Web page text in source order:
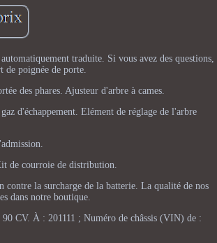
traduite. Si vous avez des questions,
de poignée de porte.
des phares. Ajusteur d'arbre à cames.
d'échappement. Elément de réglage de l'arbre
de courroie de distribution.
la surcharge de la batterie. La qualité de nos
dans notre boutique.
CV. À : 201111 ; Numéro de châssis (VIN) de :